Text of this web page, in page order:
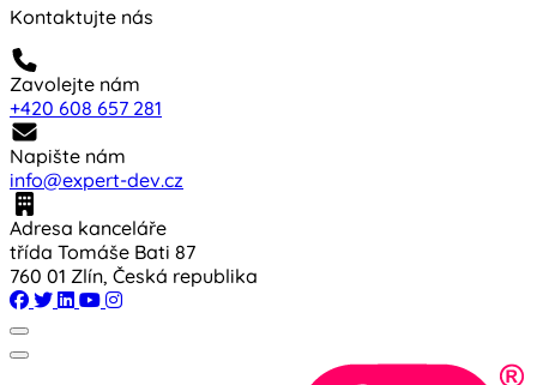
Kontaktujte nás
Zavolejte nám
+420 608 657 281
Napište nám
info@expert-dev.cz
Adresa kanceláře
třída Tomáše Bati 87
760 01 Zlín, Česká republika